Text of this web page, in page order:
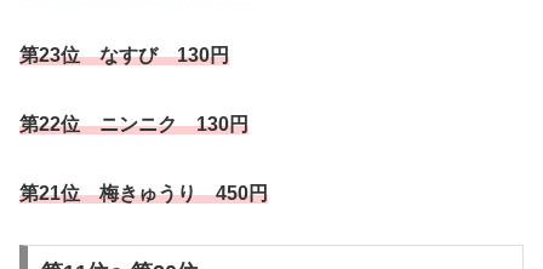
第23位 なすび 130円
第22位 ニンニク 130円
第21位 梅きゅうり 450円